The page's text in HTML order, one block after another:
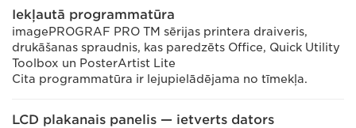
Iekļautā programmatūra
imagePROGRAF PRO TM sērijas printera draiveris,
drukāšanas spraudnis, kas paredzēts Office, Quick Utility
Toolbox un PosterArtist Lite
Cita programmatūra ir lejupielādējama no tīmekļa.
LCD plakanais panelis — ietverts dators